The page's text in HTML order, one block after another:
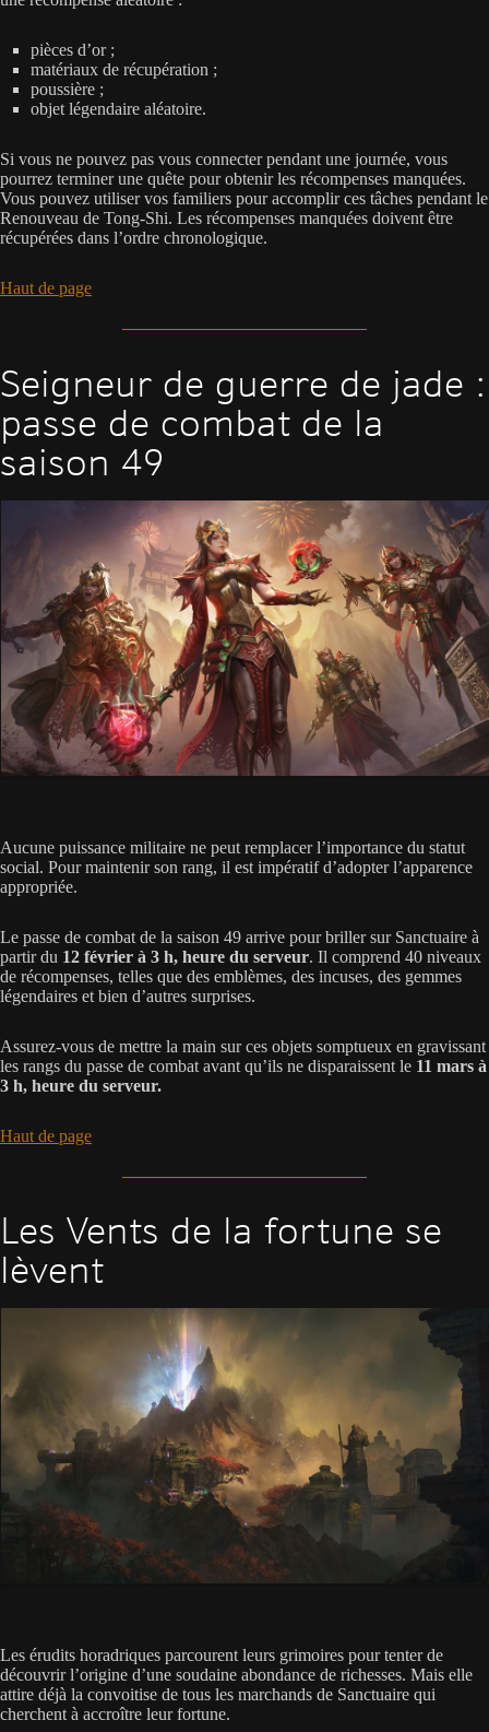
pièces d’or ;
matériaux de récupération ;
poussière ;
objet légendaire aléatoire.
Si vous ne pouvez pas vous connecter pendant une journée, vous
pourrez terminer une quête pour obtenir les récompenses manquées.
Vous pouvez utiliser vos familiers pour accomplir ces tâches pendant le
Renouveau de Tong-Shi. Les récompenses manquées doivent être
récupérées dans l’ordre chronologique.
Haut de page
Seigneur de guerre de jade :
passe de combat de la
saison 49
Aucune puissance militaire ne peut remplacer l’importance du statut
social. Pour maintenir son rang, il est impératif d’adopter l’apparence
appropriée.
Le passe de combat de la saison 49 arrive pour briller sur Sanctuaire à
partir du 12 février à 3 h, heure du serveur. Il comprend 40 niveaux
de récompenses, telles que des emblèmes, des incuses, des gemmes
légendaires et bien d’autres surprises.
Assurez-vous de mettre la main sur ces objets somptueux en gravissant
les rangs du passe de combat avant qu’ils ne disparaissent le 11 mars à
3 h, heure du serveur.
Haut de page
Les Vents de la fortune se
lèvent
Les érudits horadriques parcourent leurs grimoires pour tenter de
découvrir l’origine d’une soudaine abondance de richesses. Mais elle
attire déjà la convoitise de tous les marchands de Sanctuaire qui
cherchent à accroître leur fortune.